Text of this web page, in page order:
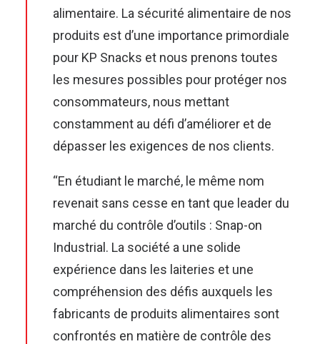
alimentaire. La sécurité alimentaire de nos
produits est d’une importance primordiale
pour KP Snacks et nous prenons toutes
les mesures possibles pour protéger nos
consommateurs, nous mettant
constamment au défi d’améliorer et de
dépasser les exigences de nos clients.
“En étudiant le marché, le même nom
revenait sans cesse en tant que leader du
marché du contrôle d’outils : Snap-on
Industrial. La société a une solide
expérience dans les laiteries et une
compréhension des défis auxquels les
fabricants de produits alimentaires sont
confrontés en matière de contrôle des